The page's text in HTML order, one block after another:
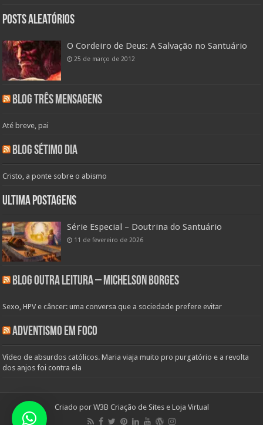
Posts aleatórios
O Cordeiro de Deus: A Salvação no Santuário
25 de março de 2012
Blog Três Mensagens
Até breve, pai
Blog Sétimo Dia
Cristo, a ponte sobre o abismo
Ultima Postagens
Série Especial – Doutrina do Santuário
11 de fevereiro de 2026
Blog Outra Leitura – Michelson Borges
Sexo, HPV e câncer: uma conversa que a sociedade prefere evitar
Adventismo em Foco
Vídeo de absurdos católicos. Maria viaja muito pro purgatório e a revolta
dos anjos foi contra ela
Criado por W3B Criação de Sites e Loja Virtual